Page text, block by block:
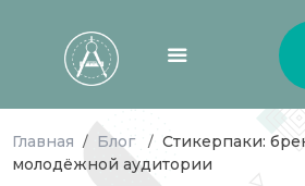
Главная / Блог / Стикерпаки:
молодёжной аудитории